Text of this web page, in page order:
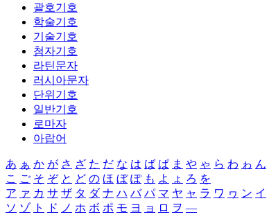
괄호기호
학술기호
기술기호
첨자기호
라틴문자
러시아문자
단위기호
일반기호
로마자
아랍어
あ ぁ か が さ ざ た だ な は ば ぱ ま や ゃ ら わ ゎ ん
こ ご そ ぞ と ど の ほ ぼ ぽ も よ ょ ろ を
ア ァ カ サ ザ タ ダ ナ ハ バ パ マ ヤ ャ ラ ワ ヮ ン イ
ソ ゾ ト ド ノ ホ ボ ポ モ ヨ ョ ロ ヲ ―